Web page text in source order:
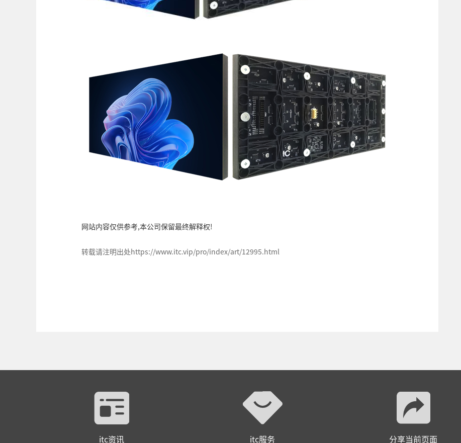
网站内容仅供参考,本公司保留最终解释权!
转载请注明出处https://www.itc.vip/pro/index/art/12995.html
itc资讯 itc服务 分享当前页面